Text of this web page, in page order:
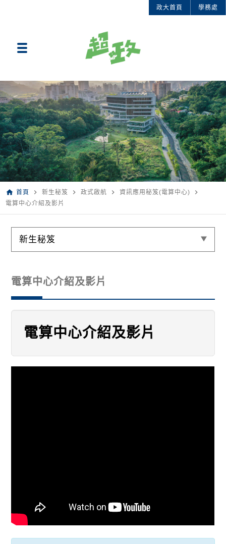
政大首頁 學務處
home 首頁 navigate_next 新生秘笈 navigate_next 政式啟航 navigate_next 資訊應用秘笈(電算中心) navigate_next
電算中心介紹及影片
新生秘笈
電算中心介紹及影片
電算中心介紹及影片